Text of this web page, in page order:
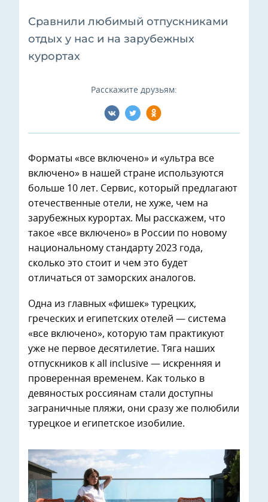
Сравнили любимый отпускниками
отдых у нас и на зарубежных
курортах
Расскажите друзьям:
Форматы «все включено» и «ультра все
включено» в нашей стране используются
больше 10 лет. Сервис, который предлагают
отечественные отели, не хуже, чем на
зарубежных курортах. Мы расскажем, что
такое «все включено» в России по новому
национальному стандарту 2023 года,
сколько это стоит и чем это будет
отличаться от заморских аналогов.
Одна из главных «фишек» турецких,
греческих и египетских отелей — система
«все включено», которую там практикуют
уже не первое десятилетие. Тяга наших
отпускников к all inclusive — искренняя и
проверенная временем. Как только в
девяностых россиянам стали доступны
заграничные пляжи, они сразу же полюбили
турецкое и египетское изобилие.